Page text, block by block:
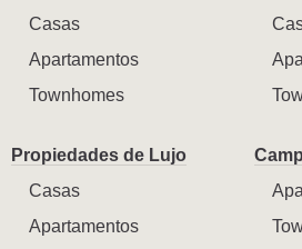
Casas
Apartamentos
Townhomes
Propiedades de Lujo
Casas
Apartamentos